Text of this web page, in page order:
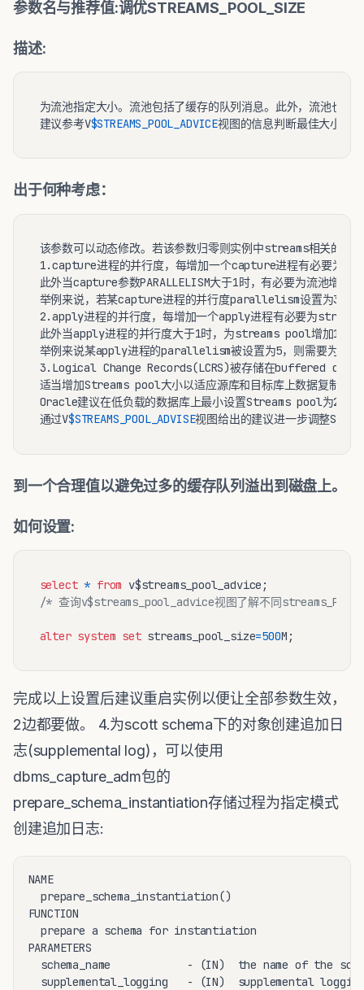
参数名与推荐值:调优STREAMS_POOL_SIZE
描述:
为流池指定大小。流池包括了缓存的队列消息。此外，流池也
建议参考V$STREAMS_POOL_ADVICE
出于何种考虑：
该参数可以动态修改。若该参数归零则实例中streams相关的进
1.capture进程的并行度，每增加一个capture进程有必要为流池
此外当capture参数PARALLELISM大于1时，有必要为流池增
举例来说，若某capture进程的并行度parallelism设置为3，则
2.apply进程的并行度，每增加一个apply进程有必要为
此外当apply进程的并行度大于1时，为streams pool增加
举例来说某apply进程的parallelism被设置为5，则需要为
3.Logical Change Records(LCRS)被存储在buffered
适当增加Streams pool大小以适应源库和目标库上数据复制的
Oracle建议在低负载的数据库上最小设置Streams pool为
通过V$STREAMS_POOL_ADVISE
到一个合理值以避免过多的缓存队列溢出到磁盘上。
如何设置:
select * from
/* 查询v$streams_pool_advice视图了解不同
alter system set streams_pool_size=500
完成以上设置后建议重启实例以便让全部参数生效，
2边都要做。 4.为scott schema下的对象创建追加日
志(supplemental log)，可以使用
dbms_capture_adm包的
prepare_schema_instantiation存储过程为指定模式
创建追加日志:
NAME
  prepare_schema_instantiation()
FUNCTION
  prepare a schema for instantiation
PARAMETERS
schema_name            - (IN)  the name of the
supplemental_logging   - (IN)  supplemental